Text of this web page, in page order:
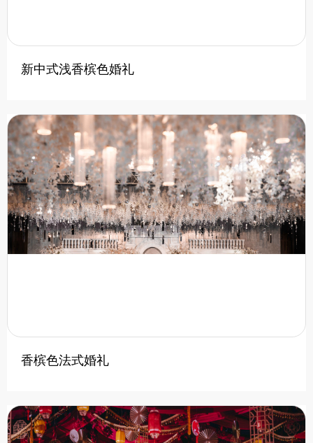
新中式浅香槟色婚礼
香槟色法式婚礼